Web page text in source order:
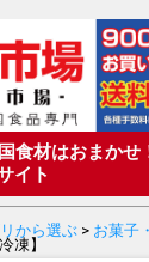
食材はおまかせ
イト
から選ぶ> お菓子
凍】